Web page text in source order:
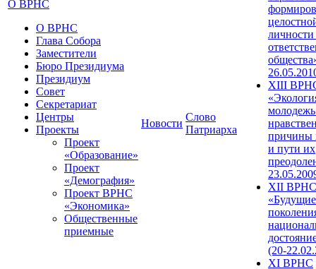
О ВРНС
О ВРНС
Глава Собора
Заместители
Бюро Президиума
Президиум
Совет
Секретариат
Центры
Проекты
Проект
«Образование»
Проект
«Демография»
Проект ВРНС
«Экономика»
Общественные
приемные
Новости
Слово
Патриарха
XIII
причины
и пути их
XII ВРНС
«Будущие
(20-
XI ВРНС